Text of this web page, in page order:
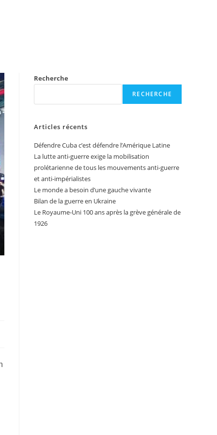
Recherche
RECHERCHE
Articles récents
Défendre Cuba c’est défendre l’Amérique Latine
La lutte anti-guerre exige la mobilisation
prolétarienne de tous les mouvements anti-guerre
et anti-impérialistes
Le monde a besoin d’une gauche vivante
Bilan de la guerre en Ukraine
Le Royaume-Uni 100 ans après la grève générale de
1926